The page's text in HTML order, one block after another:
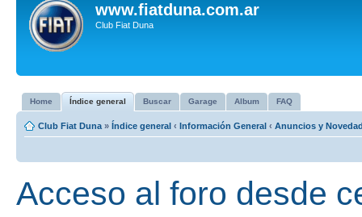
www.fiatduna.com.ar
Club Fiat Duna
Home Índice general Buscar Garage Album FAQ
Club Fiat Duna » Índice general ‹ Información General ‹ Anuncios y
Acceso al foro desde